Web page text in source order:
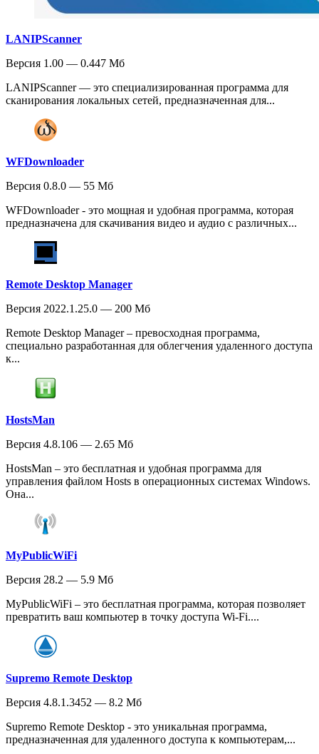
LANIPScanner
Версия 1.00 — 0.447 Мб
LANIPScanner — это специализированная программа для
сканирования локальных сетей, предназначенная для...
WFDownloader
Версия 0.8.0 — 55 Мб
WFDownloader - это мощная и удобная программа, которая
предназначена для скачивания видео и аудио с различных...
Remote Desktop Manager
Версия 2022.1.25.0 — 200 Мб
Remote Desktop Manager – превосходная программа,
специально разработанная для облегчения удаленного доступа
к...
HostsMan
Версия 4.8.106 — 2.65 Мб
HostsMan – это бесплатная и удобная программа для
управления файлом Hosts в операционных системах Windows.
Она...
MyPublicWiFi
Версия 28.2 — 5.9 Мб
MyPublicWiFi – это бесплатная программа, которая позволяет
превратить ваш компьютер в точку доступа Wi-Fi....
Supremo Remote Desktop
Версия 4.8.1.3452 — 8.2 Мб
Supremo Remote Desktop - это уникальная программа,
предназначенная для удаленного доступа к компьютерам,...